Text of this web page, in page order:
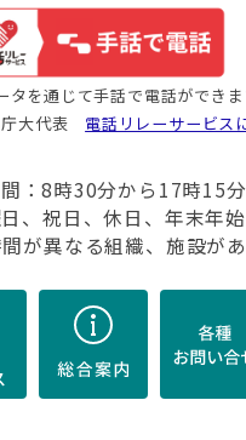
タを通じて手話で電話ができま
大代表 電話リレーサービス
：8時30分から17時15分
、祝日、休日、年末年始
が異なる組織、施設があ